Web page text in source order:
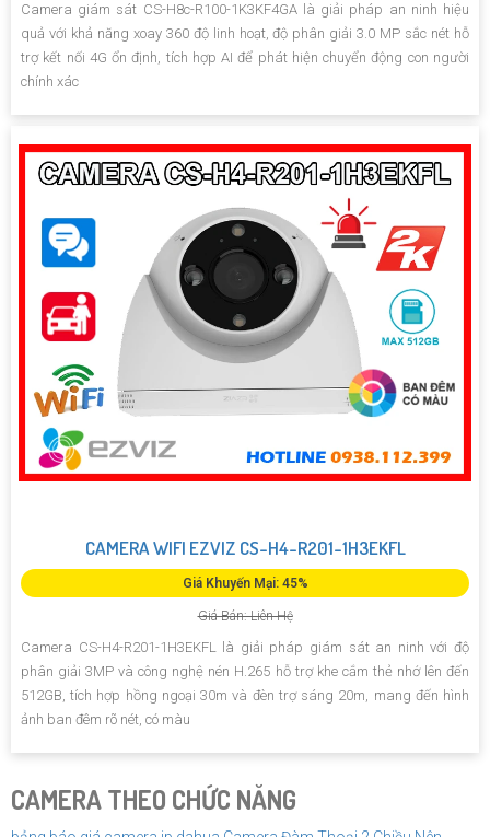
Camera giám sát CS-H8c-R100-1K3KF4GA là giải pháp an ninh hiệu
quả với khả năng xoay 360 độ linh hoạt, độ phân giải 3.0 MP sắc nét hỗ
trợ kết nối 4G ổn định, tích hợp AI để phát hiện chuyển động con người
chính xác
CAMERA WIFI EZVIZ CS-H4-R201-1H3EKFL
Giá Khuyến Mại: 45%
Giá Bán: Liên Hệ
Camera CS-H4-R201-1H3EKFL là giải pháp giám sát an ninh với độ
phân giải 3MP và công nghệ nén H.265 hỗ trợ khe cắm thẻ nhớ lên đến
512GB, tích hợp hồng ngoại 30m và đèn trợ sáng 20m, mang đến hình
ảnh ban đêm rõ nét, có màu
CAMERA THEO CHỨC NĂNG